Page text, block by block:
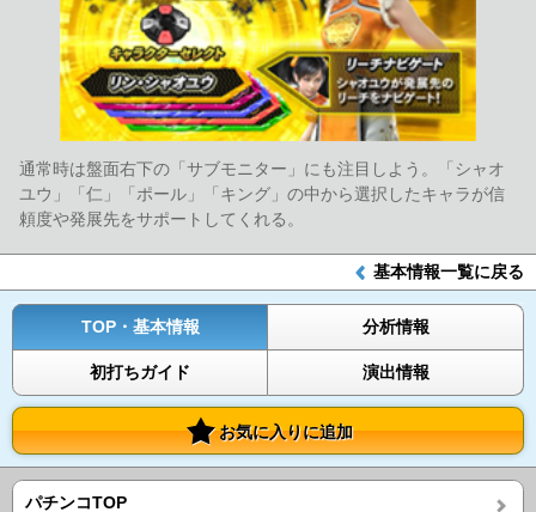
通常時は盤面右下の「サブモニター」にも注目しよう。「シャオ
ユウ」「仁」「ポール」「キング」の中から選択したキャラが信
頼度や発展先をサポートしてくれる。
基本情報一覧に戻る
TOP・基本情報 分析情報
初打ちガイド 演出情報
お気に入りに追加
パチンコTOP